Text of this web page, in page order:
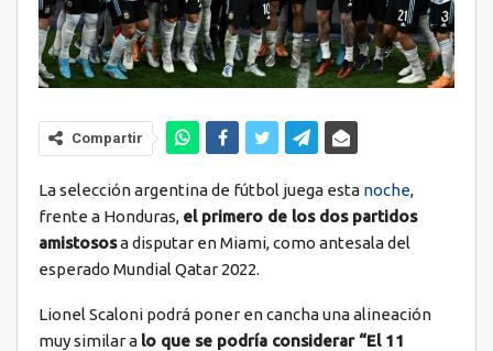
Compartir
La selección argentina de fútbol juega esta noche,
frente a Honduras, el primero de los dos partidos
amistososa disputar en Miami, como antesala del
esperado Mundial Qatar 2022.
Lionel Scaloni podrá poner en cancha una alineación
muy similar a lo que se podría considerar “El 11